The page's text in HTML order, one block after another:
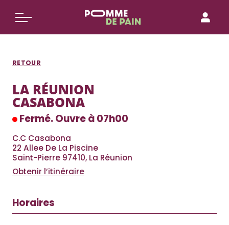
RETOUR
LA RÉUNION
CASABONA
Fermé. Ouvre à 07h00
C.C Casabona
22 Allee De La Piscine
Saint-Pierre 97410, La Réunion
Obtenir l’itinéraire
Horaires